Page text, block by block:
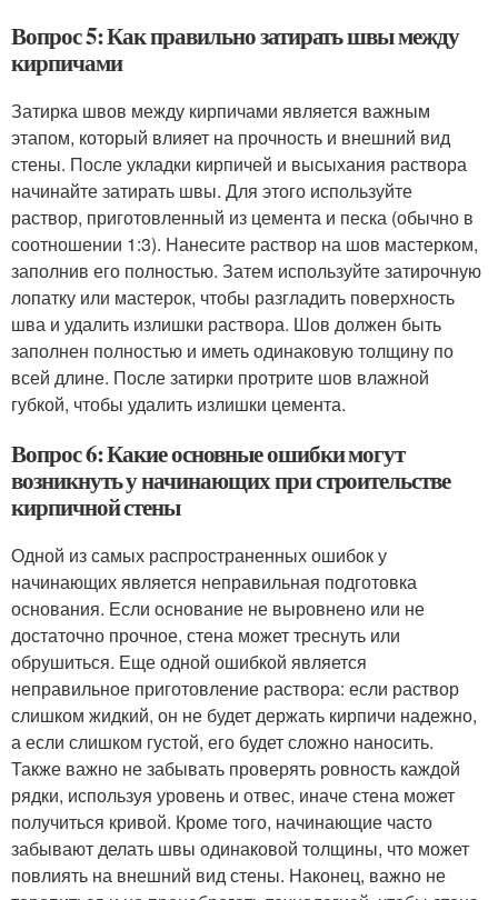
Вопрос 5: Как правильно затирать швы между
кирпичами
Затирка швов между кирпичами является важным
этапом, который влияет на прочность и внешний вид
стены. После укладки кирпичей и высыхания раствора
начинайте затирать швы. Для этого используйте
раствор, приготовленный из цемента и песка (обычно в
соотношении 1:3). Нанесите раствор на шов мастерком,
заполнив его полностью. Затем используйте затирочную
лопатку или мастерок, чтобы разгладить поверхность
шва и удалить излишки раствора. Шов должен быть
заполнен полностью и иметь одинаковую толщину по
всей длине. После затирки протрите шов влажной
губкой, чтобы удалить излишки цемента.
Вопрос 6: Какие основные ошибки могут
возникнуть у начинающих при строительстве
кирпичной стены
Одной из самых распространенных ошибок у
начинающих является неправильная подготовка
основания. Если основание не выровнено или не
достаточно прочное, стена может треснуть или
обрушиться. Еще одной ошибкой является
неправильное приготовление раствора: если раствор
слишком жидкий, он не будет держать кирпичи надежно,
а если слишком густой, его будет сложно наносить.
Также важно не забывать проверять ровность каждой
рядки, используя уровень и отвес, иначе стена может
получиться кривой. Кроме того, начинающие часто
забывают делать швы одинаковой толщины, что может
повлиять на внешний вид стены. Наконец, важно не